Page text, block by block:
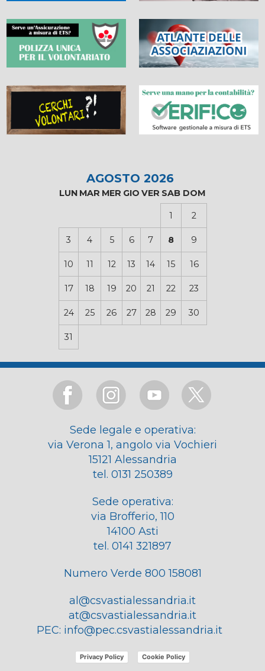
AGOSTO 2026
LUN MAR MER GIO VER SAB DOM
1 2
3 4 5 6 7 8 9
10 11 12 13 14 15 16
17 18 19 20 21 22 23
24 25 26 27 28 29 30
31
Sede legale e operativa:
via Verona 1, angolo via Vochieri
15121 Alessandria
tel. 0131 250389
Sede operativa:
via Brofferio, 110
14100 Asti
tel. 0141 321897
Numero Verde 800 158081
al@csvastialessandria.it
at@csvastialessandria.it
PEC: info@pec.csvastialessandria.it
Privacy Policy Cookie Policy